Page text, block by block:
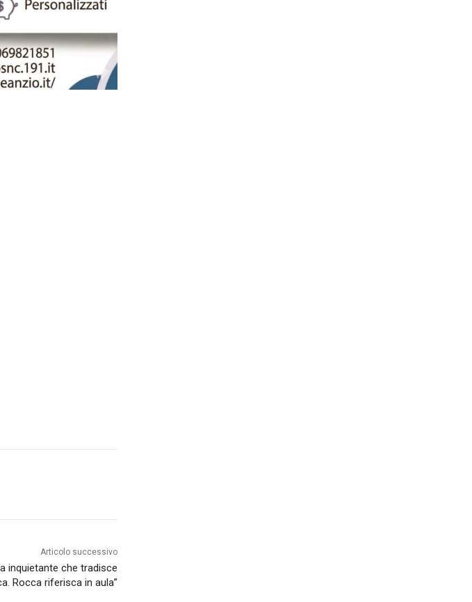
Articolo successivo
inquietante che tradisce
Rocca riferisca in aula”